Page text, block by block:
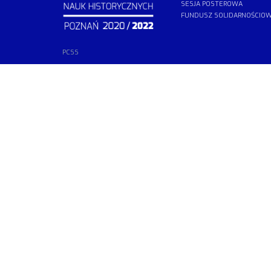
SESJA POSTEROWA
FUNDUSZ
PCSS